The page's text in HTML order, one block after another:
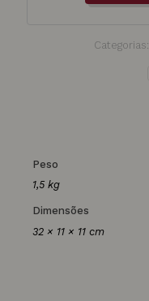
Categorias:
Peso
1,5 kg
Dimensões
32 × 11 × 11 cm